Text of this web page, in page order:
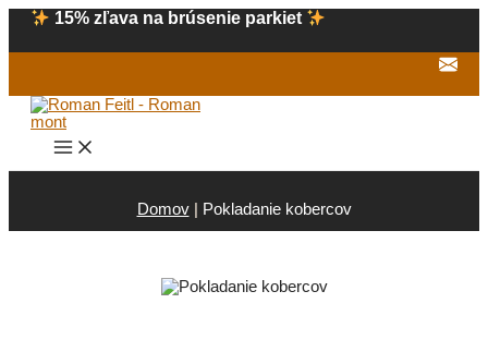
Preskočiť
obsah
15% zľava na brúsenie parkiet
Main
Menu
Domov| Pokladanie kobercov